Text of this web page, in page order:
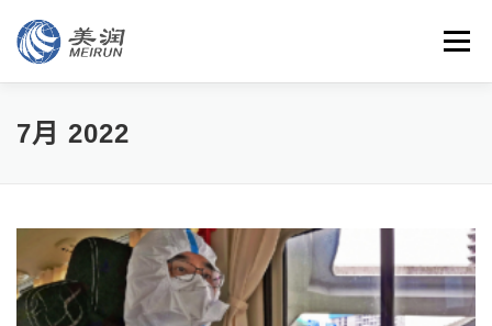
content
Menu
特色 团队
7月 2022